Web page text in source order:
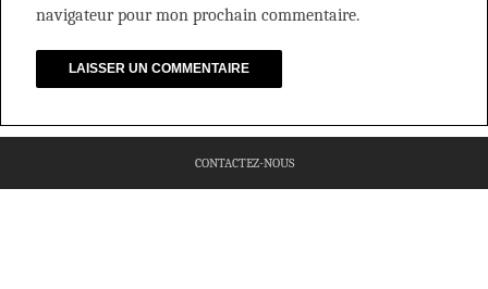
navigateur pour mon prochain commentaire.
CONTACTEZ-NOUS